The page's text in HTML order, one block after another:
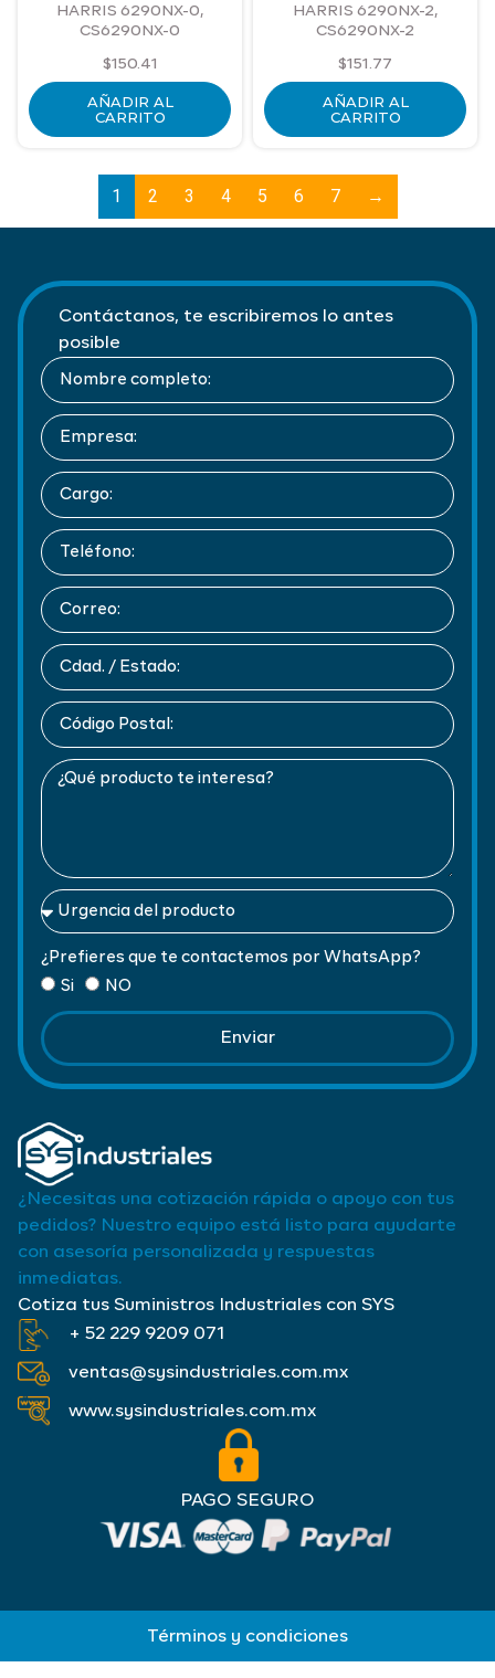
HARRIS 6290NX-0,
CS6290NX-0
$150.41
AÑADIR AL
CARRITO
HARRIS 6290NX-2,
CS6290NX-2
$151.77
AÑADIR AL
CARRITO
1 2 3 4 5 6 7 →
¿Necesitas una cotización rápida o apoyo con tus
pedidos? Nuestro equipo está listo para ayudarte
con asesoría personalizada y respuestas
inmediatas.
Cotiza tus Suministros Industriales con SYS
+ 52 229 9209 071
ventas@sysindustriales.com.mx
www.sysindustriales.com.mx
PAGO SEGURO
Contáctanos, te escribiremos lo antes
posible
¿Prefieres que te contactemos por WhatsApp?
Si
NO
Enviar
Términos y condiciones